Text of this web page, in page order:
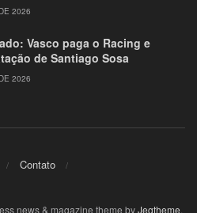
2026
Vasco paga o Racing e
de Santiago Sosa
2026
Contato
news & magazine theme byJegtheme.